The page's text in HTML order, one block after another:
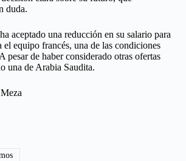
duda.
aceptado una reducción en su salario para
equipo francés, una de las condiciones
pesar de haber considerado otras ofertas
una de Arabia Saudita.